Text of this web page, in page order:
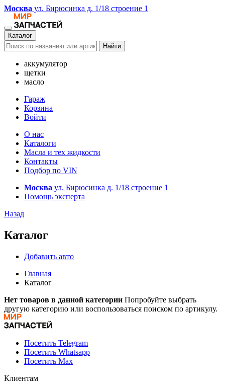
Москва ул. Бирюсинка д. 1/18 строение 1
Каталог
Найти
аккумулятор
щетки
масло
Гараж
Корзина
Войти
О нас
Каталоги
Масла и тех жидкости
Контакты
Подбор по VIN
Москва ул. Бирюсинка д. 1/18 строение 1
Помощь эксперта
Назад
Каталог
Добавить авто
Главная
Каталог
Нет товаров в данной категории Попробуйте выбрать
другую категорию или воспользоваться поиском по артикулу.
Посетить Telegram
Посетить Whatsapp
Посетить Max
Клиентам